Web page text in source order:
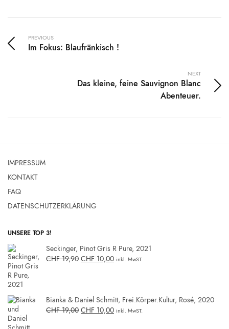
PREVIOUS
Im Fokus: Blaufränkisch !
NEXT
Das kleine, feine Sauvignon Blanc
Abenteuer.
IMPRESSUM
KONTAKT
FAQ
DATENSCHUTZERKLÄRUNG
UNSERE TOP 3!
Seckinger, Pinot Gris R Pure, 2021
CHF19,90 CHF 10,00 inkl. MwST.
Bianka & Daniel Schmitt, Frei.Körper.Kultur, Rosé, 2020
CHF19,00 CHF 10,00 inkl. MwST.